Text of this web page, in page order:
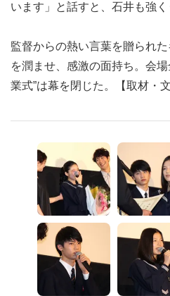
います」と話すと、石井も強く
監督からの熱い言葉を贈られ
を潤ませ、感激の面持ち。会
業式”は幕を閉じた。【取材・